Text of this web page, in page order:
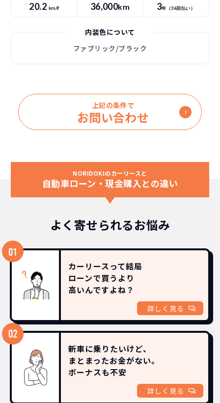
20.2 km/ℓ 36,000km 3年（36回払い）
内装色について
ファブリック/ブラック
上記の条件で
お問い合わせ
NORIDOKIのカーリースと
自動車ローン・現金購入との違い
よく寄せられるお悩み
カーリースって結局
ローンで買うより
高いんですよね？
詳しく見る
新車に乗りたいけど、
まとまったお金がない。
ボーナスも不安
詳しく見る